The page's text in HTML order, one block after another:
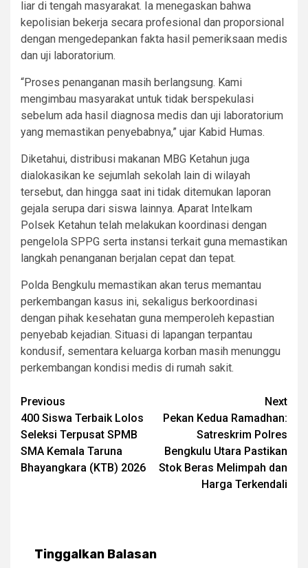
liar di tengah masyarakat. Ia menegaskan bahwa
kepolisian bekerja secara profesional dan proporsional
dengan mengedepankan fakta hasil pemeriksaan medis
dan uji laboratorium.
“Proses penanganan masih berlangsung. Kami
mengimbau masyarakat untuk tidak berspekulasi
sebelum ada hasil diagnosa medis dan uji laboratorium
yang memastikan penyebabnya,” ujar Kabid Humas.
Diketahui, distribusi makanan MBG Ketahun juga
dialokasikan ke sejumlah sekolah lain di wilayah
tersebut, dan hingga saat ini tidak ditemukan laporan
gejala serupa dari siswa lainnya. Aparat Intelkam
Polsek Ketahun telah melakukan koordinasi dengan
pengelola SPPG serta instansi terkait guna memastikan
langkah penanganan berjalan cepat dan tepat.
Polda Bengkulu memastikan akan terus memantau
perkembangan kasus ini, sekaligus berkoordinasi
dengan pihak kesehatan guna memperoleh kepastian
penyebab kejadian. Situasi di lapangan terpantau
kondusif, sementara keluarga korban masih menunggu
perkembangan kondisi medis di rumah sakit.
Post
navigation
Previous
400 Siswa Terbaik Lolos
Seleksi Terpusat SPMB
SMA Kemala Taruna
Bhayangkara (KTB) 2026
Next
Pekan Kedua Ramadhan:
Satreskrim Polres
Bengkulu Utara Pastikan
Stok Beras Melimpah dan
Harga Terkendali
Tinggalkan Balasan